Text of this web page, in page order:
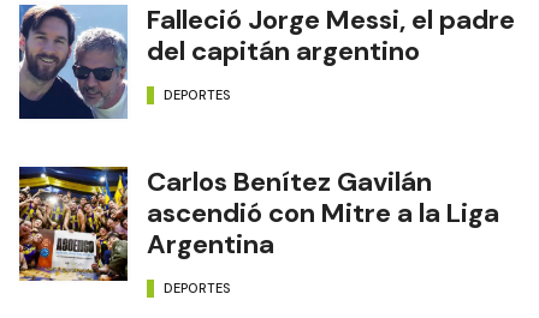
Falleció Jorge Messi, el padre
del capitán argentino
DEPORTES
Carlos Benítez Gavilán
ascendió con Mitre a la Liga
Argentina
DEPORTES